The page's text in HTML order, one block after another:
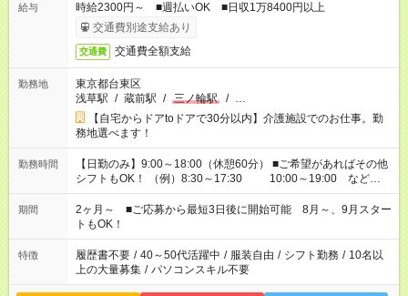
給与
時給2300円～ ■週払いOK ■日収1万8400円以上
交通費別途支給あり
交通費 交通費全額支給
勤務地
東京都台東区
浅草駅 / 蔵前駅 / 三ノ輪駅 / …
【自宅からドアtoドアで30分以内】介護施設でのお仕事。勤
務地選べます！
勤務時間
【日勤のみ】9:00～18:00（休憩60分） ■ご希望があればその他
シフトもOK！ （例）8:30～17:30 10:00～19:00 など
「家族とお休みを合わせたい」 「余裕を持って夕飯の準備がし
たい」 「できれば残業はしたくない」 など、ご希望があれば教
えてくださいね。 ※Wワーク希望の方へ 今ご覧のお仕事で希望
する勤務時間と、もう1つのお仕事の勤務時間。 合計で週40時
間を超える場合は応募できません
期間
2ヶ月～ ■ご応募から最短3日後に開始可能 8月～、9月スター
トもOK！
特徴 履歴書不要 / 40～50代活躍中 / 服装自由 / シフト勤務 / 10名以
上の大量募集 / パソコンスキル不要